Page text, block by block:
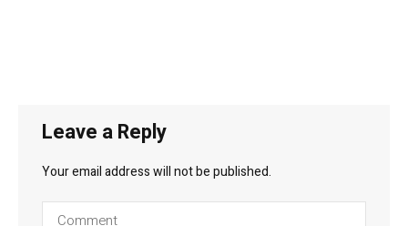
Leave a Reply
Your email address will not be published.